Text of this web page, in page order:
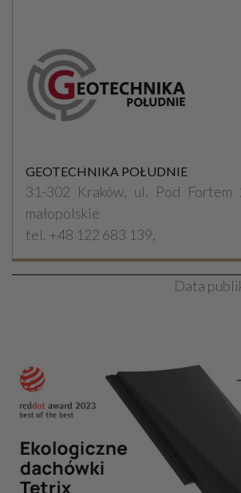
GEOTECHNIKA POŁUDNIE
31-302 Kraków, ul. Pod Fortem
małopolskie
tel. +48 122 683 139,
Data